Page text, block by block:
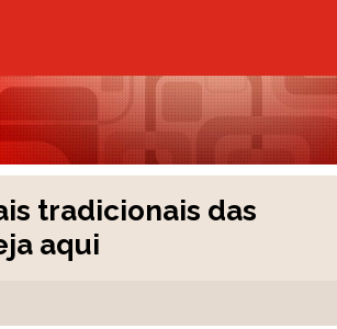
tradicionais das
aqui